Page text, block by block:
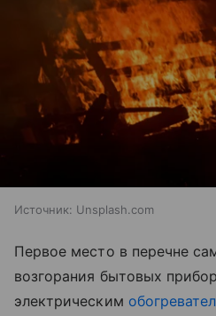
Источник: Unsplash.com
Первое место в перечне
возгорания бытовых
электрическим